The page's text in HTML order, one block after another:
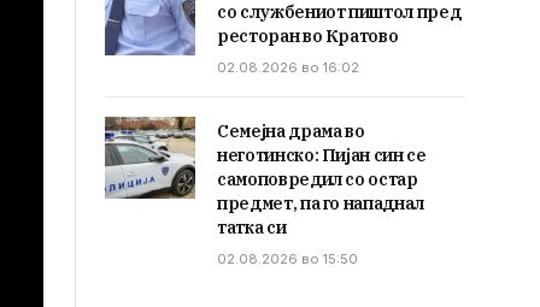
со службениот пиштол пред
ресторан во Кратово
02.08.2026 во 16:02
Семејна драма во
неготинско: Пијан син се
самоповредил со остар
предмет, па го нападнал
татка си
02.08.2026 во 15:50